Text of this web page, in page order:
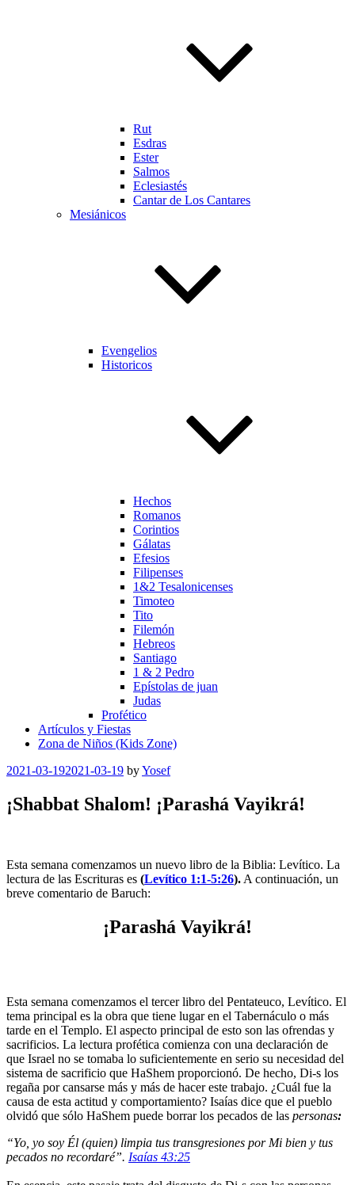
Rut
Esdras
Ester
Salmos
Eclesiastés
Cantar de Los Cantares
Mesiánicos
Evengelios
Historicos
Hechos
Romanos
Corintios
Gálatas
Efesios
Filipenses
1&2 Tesalonicenses
Timoteo
Tito
Filemón
Hebreos
Santiago
1 & 2 Pedro
Epístolas de juan
Judas
Profético
Artículos y Fiestas
Zona de Niños (Kids Zone)
Posted
2021-03-192021-03-19 byYosef
¡Shabbat Shalom! ¡Parashá Vayikrá!
Esta semana comenzamos un nuevo libro de la Biblia: Levítico. La
lectura de las Escrituras es (Levítico 1:1-5:26). A continuación, un
breve comentario de Baruch:
¡Parashá Vayikrá!
Esta semana comenzamos el tercer libro del Pentateuco, Levítico. El
tema principal es la obra que tiene lugar en el Tabernáculo o más
tarde en el Templo. El aspecto principal de esto son las ofrendas y
sacrificios. La lectura profética comienza con una declaración de
que Israel no se tomaba lo suficientemente en serio su necesidad del
sistema de sacrificio que HaShem proporcionó. De hecho, Di-s los
regaña por cansarse más y más de hacer este trabajo. ¿Cuál fue la
causa de esta actitud y comportamiento? Isaías dice que el pueblo
olvidó que sólo HaShem puede borrar los pecados de las personas:
“Yo, yo soy Él (quien) limpia tus transgresiones por Mi bien y tus
pecados no recordaré”. Isaías 43:25